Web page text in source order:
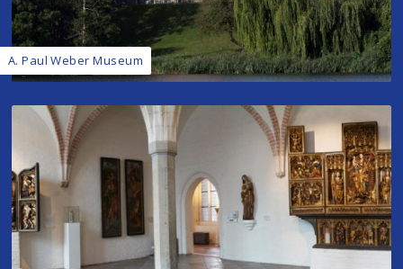
A. Paul Weber Museum